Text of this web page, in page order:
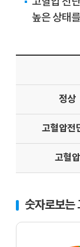
높은 상태
정상
고혈압전
고혈압
숫자로보는